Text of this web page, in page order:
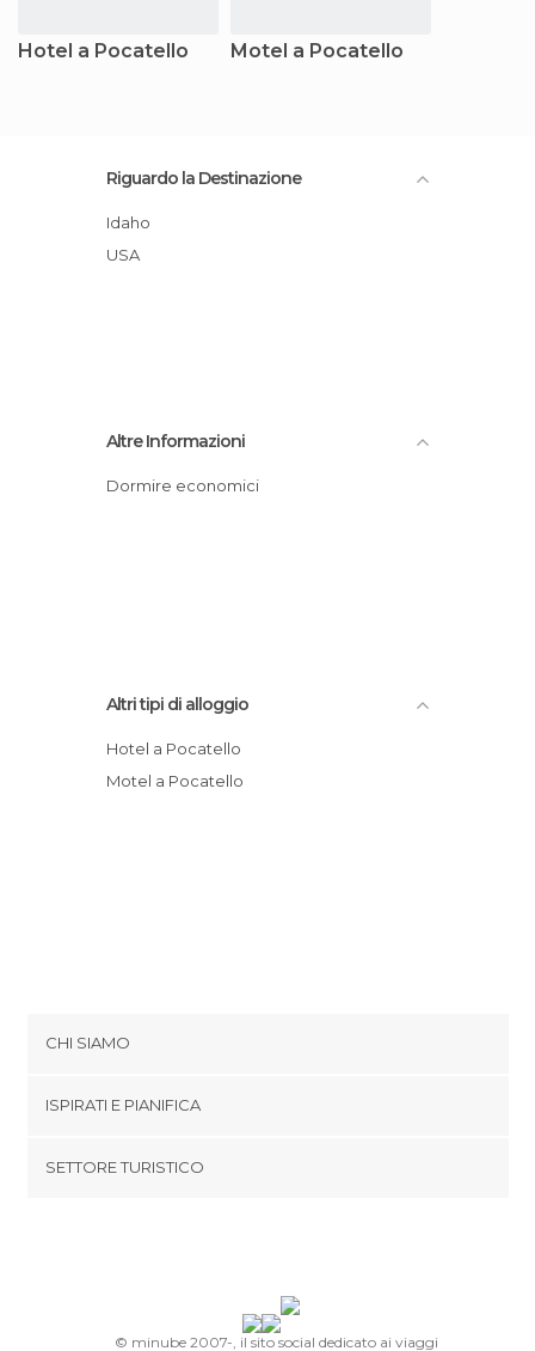
Hotel a Pocatello Motel a Pocatello
Riguardo la Destinazione
Idaho
USA
Altre Informazioni
Dormire economici
Altri tipi di alloggio
Hotel a Pocatello
Motel a Pocatello
CHI SIAMO
Termini e Condizioni
ISPIRATI E PIANIFICA
SETTORE TURISTICO
© minube 2007-, il sito social dedicato ai viaggi